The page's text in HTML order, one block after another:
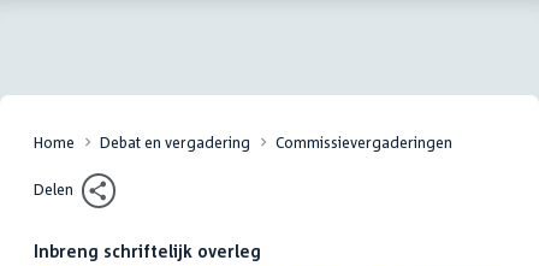
Home Debat en vergadering Commissievergaderingen
Delen
Inbreng schriftelijk overleg